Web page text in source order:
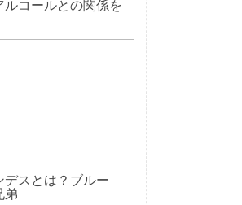
コールとの関係を
デスとは？ブルー
弟